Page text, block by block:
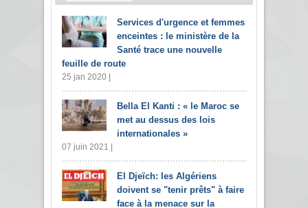
Services d'urgence et femmes
enceintes : le ministère de la
Santé trace une nouvelle
feuille de route
25 jan 2020 |
Bella El Kanti : « le Maroc se
met au dessus des lois
internationales »
07 juin 2021 |
El Djeïch: les Algériens
doivent se "tenir prêts" à faire
face à la menace sur la